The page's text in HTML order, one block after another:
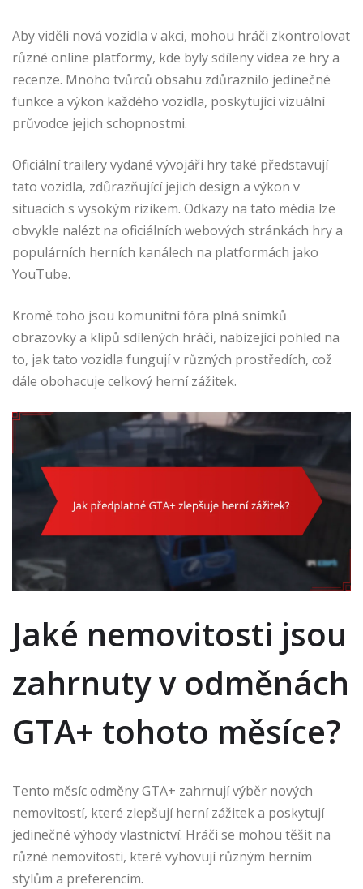
Aby viděli nová vozidla v akci, mohou hráči zkontrolovat
různé online platformy, kde byly sdíleny videa ze hry a
recenze. Mnoho tvůrců obsahu zdůraznilo jedinečné
funkce a výkon každého vozidla, poskytující vizuální
průvodce jejich schopnostmi.
Oficiální trailery vydané vývojáři hry také představují
tato vozidla, zdůrazňující jejich design a výkon v
situacích s vysokým rizikem. Odkazy na tato média lze
obvykle nalézt na oficiálních webových stránkách hry a
populárních herních kanálech na platformách jako
YouTube.
Kromě toho jsou komunitní fóra plná snímků
obrazovky a klipů sdílených hráči, nabízející pohled na
to, jak tato vozidla fungují v různých prostředích, což
dále obohacuje celkový herní zážitek.
Jaké nemovitosti jsou
zahrnuty v odměnách
GTA+ tohoto měsíce?
Tento měsíc odměny GTA+ zahrnují výběr nových
nemovitostí, které zlepšují herní zážitek a poskytují
jedinečné výhody vlastnictví. Hráči se mohou těšit na
různé nemovitosti, které vyhovují různým herním
stylům a preferencím.